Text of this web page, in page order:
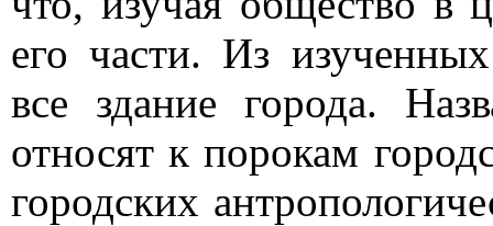
его части. Из
все здание города.
относят к порокам
городских